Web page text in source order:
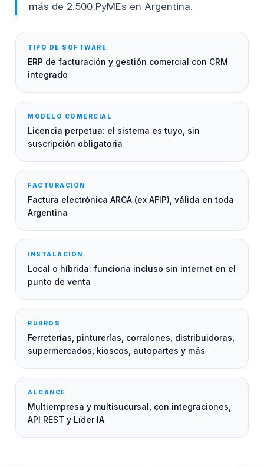
más de 2.500 PyMEs en Argentina.
TIPO DE SOFTWARE
ERP de facturación y gestión comercial con CRM
integrado
MODELO COMERCIAL
Licencia perpetua: el sistema es tuyo, sin
suscripción obligatoria
FACTURACIÓN
Factura electrónica ARCA (ex AFIP), válida en toda
Argentina
INSTALACIÓN
Local o híbrida: funciona incluso sin internet en el
punto de venta
RUBROS
Ferreterías, pinturerías, corralones, distribuidoras,
supermercados, kioscos, autopartes y más
ALCANCE
Multiempresa y multisucursal, con integraciones,
API REST y Líder IA